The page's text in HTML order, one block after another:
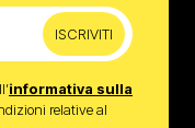
ISCRIVITI
informativa sulla
relative al